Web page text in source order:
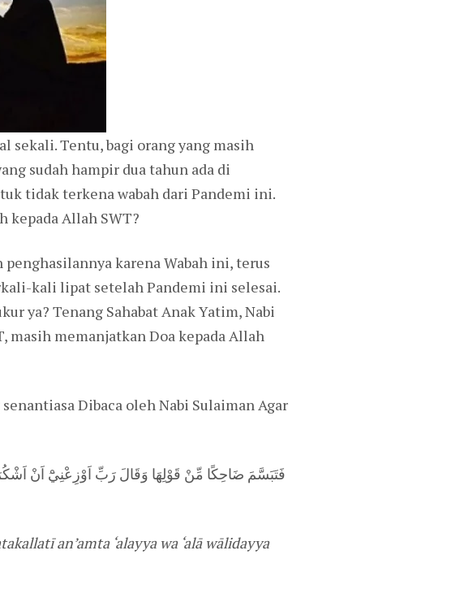
sekali. Tentu, bagi orang yang masih
sudah hampir dua tahun ada di
tidak terkena wabah dari Pandemi ini.
kepada Allah SWT?
karena Wabah ini, terus
kali lipat setelah Pandemi ini selesai.
ya? Tenang Sahabat Anak Yatim, Nabi
masih memanjatkan Doa kepada Allah
Dibaca oleh Nabi Sulaiman Agar
فَتَبَسَّمَ ضَاحِكًا مِّنْ قَوْلِهَا وَقَالَ رَبِّ اَوْزِعْنِيْٓ اَنْ
an’amta ‘alayya wa ‘alā wālidayya